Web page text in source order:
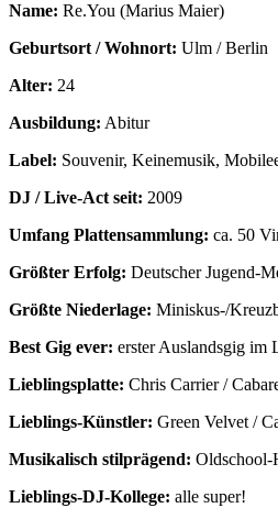
Name: Re.You (Marius Maier)
Geburtsort / Wohnort: Ulm / Berlin
Alter: 24
Ausbildung: Abitur
Label: Souvenir, Keinemusik,
DJ / Live-Act seit: 2009
Umfang Plattensammlung: ca. 50
Größter Erfolg: Deutscher Jugend-
Größte Niederlage: Miniskus-/
Best Gig ever: erster Auslandsgig im
Lieblingsplatte: Chris Carrier /
Lieblings-Künstler: Green Velvet /
Musikalisch stilprägend:
Lieblings-DJ-Kollege: alle super!